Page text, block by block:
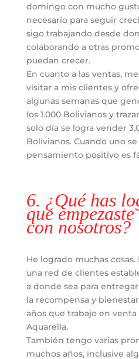
domingo con mucho
necesario para seguir
sigo trabajando desde
colaborando a otras
puedan crecer.
En cuanto a las ventas,
visitar a mis clientes y
algunas semanas que
los 1.000 Bolivianos y
solo día se logra vender
Bolivianos. Cuando uno
pensamiento positivo es
6. ¿Qué has
que
con nosotros?
He logrado muchas
una red de clientes
a donde sea para
la recompensa y
años que trabajo en
Aquarella.
También tengo varias
muchos años, inclusive